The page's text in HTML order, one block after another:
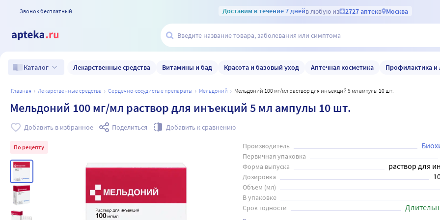
Звонок бесплатный Доставим в течение 7 днейв любую из 2727 аптекв Москва
Каталог Лекарственные средства Витамины и бад Красота и базовый уход Аптечная косметика Профилактика и
главная лекарственные средства сердечно-сосудистые препараты мельдоний Мельдоний 100 мг/мл раствор для инъекций 5 мл ампулы 10 шт.
Мельдоний 100 мг/мл раствор для инъекций 5 мл ампулы 10 шт.
Добавить в избранное Поделиться Добавить к сравнению
По рецепту Производитель
Первичная упаковка
Форма выпуска
раствор для
Дозировка
Объем (мл)
В упаковке
Срок годности